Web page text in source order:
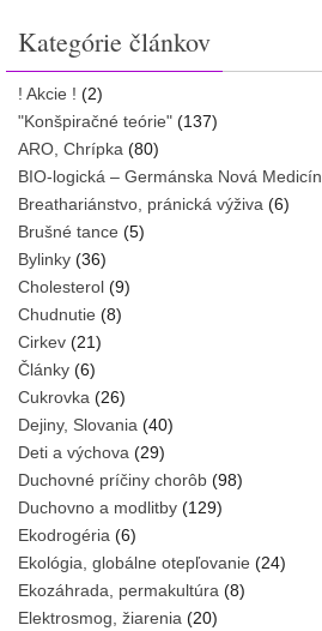
Kategórie článkov
! Akcie ! (2)
"Konšpiračné teórie" (137)
ARO, Chrípka (80)
BIO-logická – Germánska Nová
Breathariánstvo, pránická výživa (6)
Brušné tance (5)
Bylinky (36)
Cholesterol (9)
Chudnutie (8)
Cirkev (21)
Články (6)
Cukrovka (26)
Dejiny, Slovania (40)
Deti a výchova (29)
Duchovné príčiny chorôb (98)
Duchovno a modlitby (129)
Ekodrogéria (6)
Ekológia, globálne otepľovanie (24)
Ekozáhrada, permakultúra (8)
Elektrosmog, žiarenia (20)